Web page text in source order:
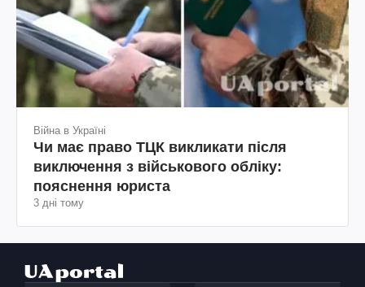
Війна в Україні
Чи має право ТЦК викликати після
виключення з військового обліку:
пояснення юриста
3 дні тому